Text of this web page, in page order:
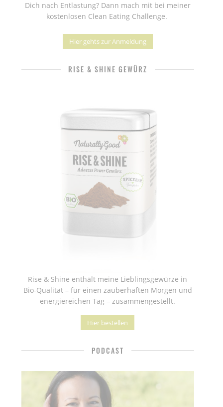
Dich nach Entlastung? Dann mach mit bei meiner
kostenlosen Clean Eating Challenge.
Hier gehts zur Anmeldung
RISE & SHINE GEWÜRZ
Rise & Shine enthält meine Lieblingsgewürze in
Bio-Qualität – für einen zauberhaften Morgen und
energiereichen Tag – zusammengestellt.
Hier bestellen
PODCAST